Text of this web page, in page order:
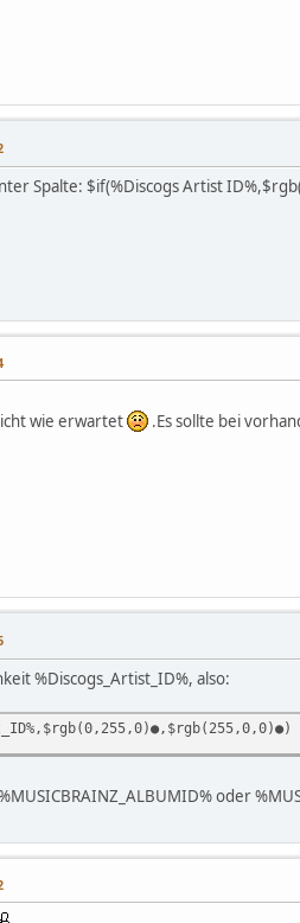
Spalte: $if(%Discogs Artist
wie erwartet
.Es sollte bei
%Discogs_Artist_ID%, also:
oder